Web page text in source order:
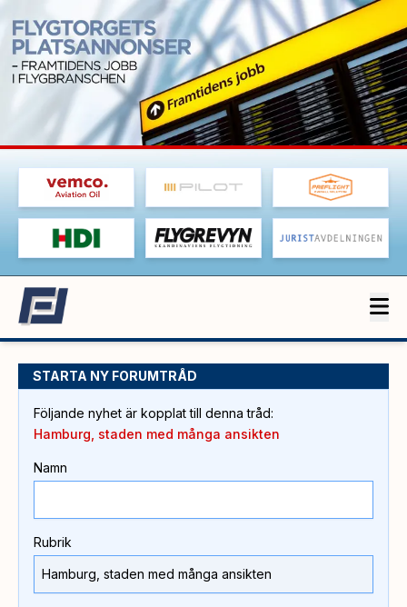
STARTA NY FORUMTRÅD
Följande nyhet är kopplat till denna tråd:
Hamburg, staden med många ansikten
Namn
Rubrik